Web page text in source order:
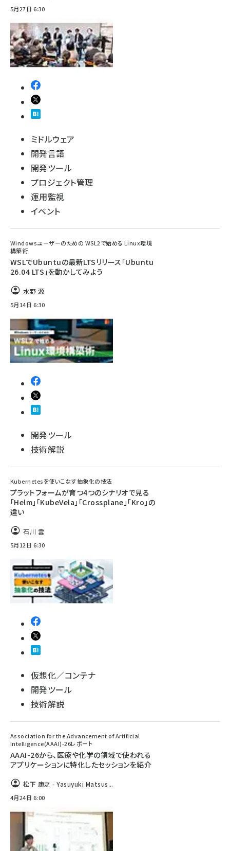
5月27日 6:30
ミドルウェア
開発言語
開発ツール
プロジェクト管理
運用監視
イベント
Windowsユーザーのための WSL2で始める Linux環境
構築術
WSLでUbuntuの最新LTSリリース「Ubuntu
26.04 LTS」を動かしてみよう
水野 源
5月14日 6:30
開発ツール
技術解説
Kubernetesを使いこなす抽象化の技法
プラットフォームが育つ4つのシナリオで見る
「Helm」「KubeVela」「Crossplane」「Kro」の
違い
石川 雲
5月12日 6:30
仮想化／コンテナ
開発ツール
技術解説
Association for the Advancement of Artificial
Intelligence(AAAI)-26レポート
AAAI-26から、医療や化学の領域で使われる
アプリケーションに特化したセッションを紹介
松下 康之 - Yasuyuki Matsus...
4月24日 6:00